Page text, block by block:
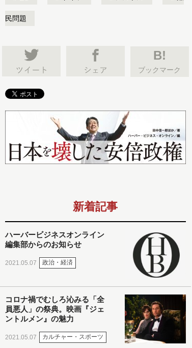
民問題
B!
ブックマーク
新着記事
ハーバービジネスオンライン
編集部からのお知らせ
2021.05.07 政治・経済
コロナ禍でむしろ沁みる「全
員悪人」の祭典。映画『ジェ
ントルメン』の魅力
2021.05.07 カルチャー・スポーツ